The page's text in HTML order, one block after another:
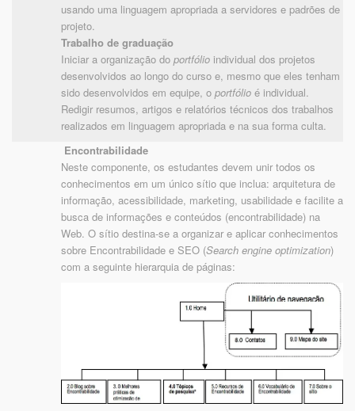
usando uma linguagem apropriada a servidores e padrões de
projeto.
Trabalho de graduação
Iniciar a organização do portfólio individual dos projetos
desenvolvidos ao longo do curso e, mesmo que eles tenham
sido desenvolvidos em equipe, o portfólio é individual.
Redigir resumos, artigos e relatórios técnicos dos trabalhos
realizados em linguagem apropriada e na sua forma culta.
Encontrabilidade
Neste componente, os estudantes devem unir todos os
conhecimentos em um único sítio que inclua: arquitetura de
informação, acessibilidade, marketing, usabilidade e facilite a
busca de informações e conteúdos (encontrabilidade) na
Web. O sítio destina-se a organizar e aplicar conhecimentos
sobre Encontrabilidade e SEO (Search engine optimization)
com a seguinte hierarquia de páginas: